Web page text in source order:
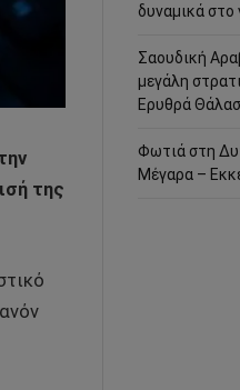
της
δυναμικά στο
Σαουδική
μεγάλη
Ερυθρά
Φωτιά στη
Μέγαρα –